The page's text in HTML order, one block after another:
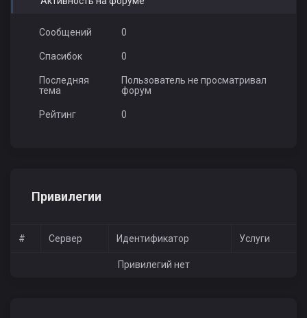
Сообщений 0
Спасибок 0
Последняя
тема
Пользователь не просматривал
форум
Рейтинг 0
Привилегии
# Сервер Идентификатор Услуги
Привилегий нет